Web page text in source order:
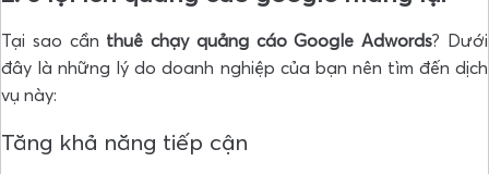
Tại sao cần thuê chạy quảng cáo Google Adwords? Dưới
đây là những lý do doanh nghiệp của bạn nên tìm đến dịch
vụ này:
Tăng khả năng tiếp cận